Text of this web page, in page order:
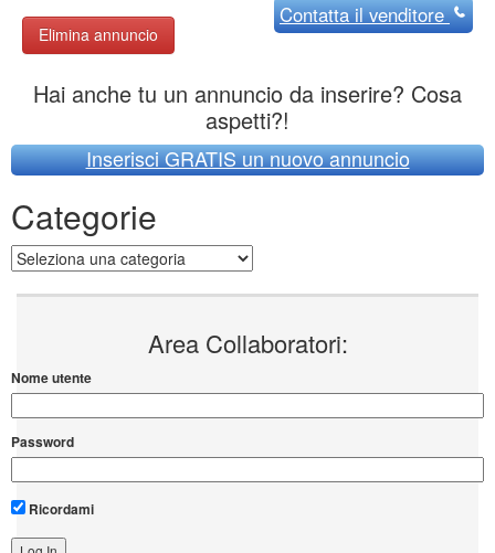
Elimina annuncio
Contattail venditore
Hai anche tu un annuncio da inserire? Cosa
aspetti?!
Inserisci GRATIS un nuovo annuncio
Categorie
Categorie
Area Collaboratori:
Nome utente
Password
Ricordami